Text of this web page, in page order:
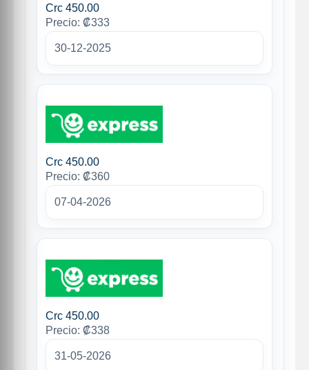
Crc 450.00
Precio: ₡333
30-12-2025
Crc 450.00
Precio: ₡360
07-04-2026
Crc 450.00
Precio: ₡338
31-05-2026